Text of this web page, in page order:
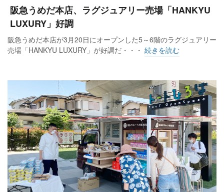
阪急うめだ本店、ラグジュアリー売場「HANKYU
LUXURY」好調
阪急うめだ本店が3月20日にオープンした5～6階のラグジュアリー
売場「HANKYU LUXURY」が好調だ・・・ 続きを読む